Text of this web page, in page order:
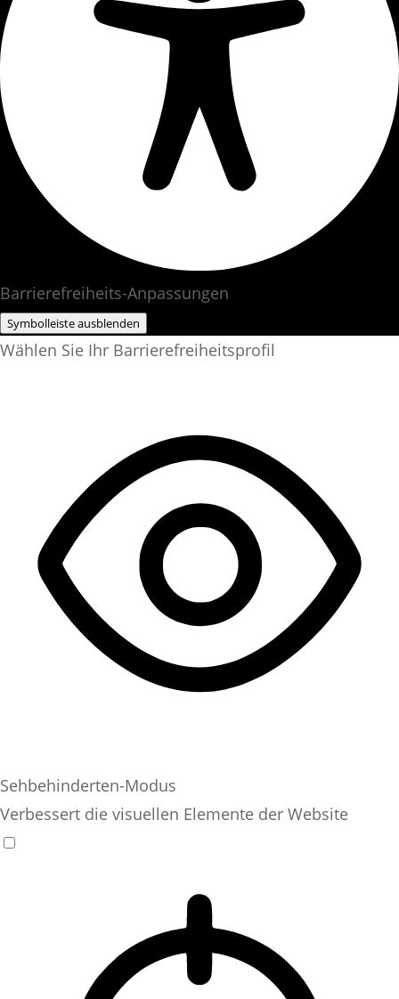
Barrierefreiheits-Anpassungen
Symbolleiste ausblenden
Wählen Sie Ihr Barrierefreiheitsprofil
Sehbehinderten-Modus
Verbessert die visuellen Elemente der Website